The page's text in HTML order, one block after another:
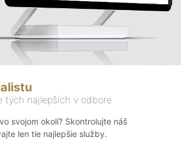
tých najlepších v odbore
svojom okolí? Skontrolujte náš
len tie najlepšie služby.